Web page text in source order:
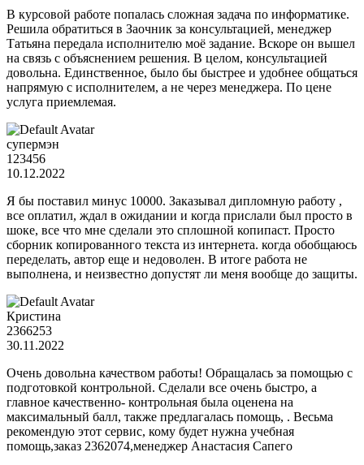
В курсовой работе попалась сложная задача по информатике.
Решила обратиться в Заочник за консультацией, менеджер
Татьяна передала исполнителю моё задание. Вскоре он вышел
на связь с объяснением решения. В целом, консультацией
довольна. Единственное, было бы быстрее и удобнее общаться
напрямую с исполнителем, а не через менеджера. По цене
услуга приемлемая.
супермэн
123456
10.12.2022
Я бы поставил минус 10000. Заказывал дипломную работу ,
все оплатил, ждал в ожидании и когда прислали был просто в
шоке, все что мне сделали это сплошной копипаст. Просто
сборник копированного текста из интернета. когда обобщаюсь
переделать, автор еще и недоволен. В итоге работа не
выполнена, и неизвестно допустят ли меня вообще до защиты.
Кристина
2366253
30.11.2022
Очень довольна качеством работы! Обращалась за помощью с
подготовкой контрольной. Сделали все очень быстро, а
главное качественно- контрольная была оценена на
максимальный балл, также предлагалась помощь, . Весьма
рекомендую этот сервис, кому будет нужна учебная
помощь,заказ 2362074,менеджер Анастасия Сапего